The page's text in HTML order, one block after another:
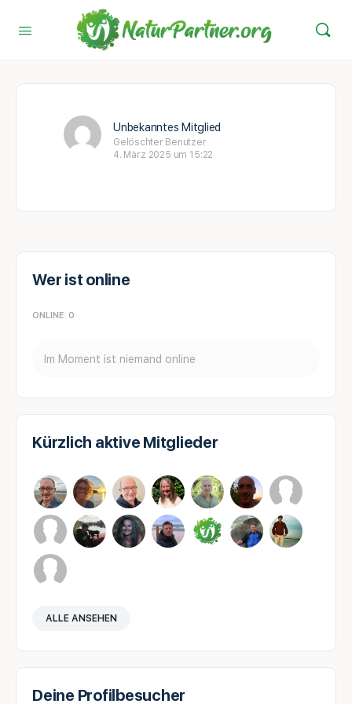
Unbekanntes Mitglied
Gelöschter Benutzer
4. März 2025 um 15:22
Wer ist online
ONLINE 0
Im Moment ist niemand online
Kürzlich aktive Mitglieder
ALLE ANSEHEN
Deine Profilbesucher